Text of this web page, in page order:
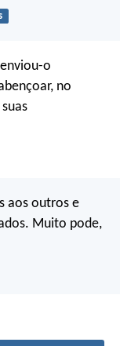
o
no
aos outros e
Muito pode,